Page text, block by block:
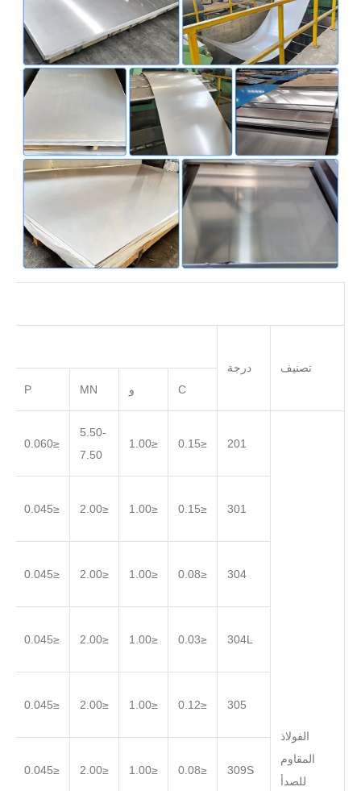
تصنيف
درجة
C
و MN
P
الفولاذ
المقاوم
للصدأ
201
≤0.15
≤1.00
5.50-
7.50
≤0.060
301
≤0.15
≤1.00
≤2.00
≤0.045
304
≤0.08
≤1.00
≤2.00
≤0.045
304L
≤0.03
≤1.00
≤2.00
≤0.045
305
≤0.12
≤1.00
≤2.00
≤0.045
309S
≤0.08
≤1.00
≤2.00
≤0.045